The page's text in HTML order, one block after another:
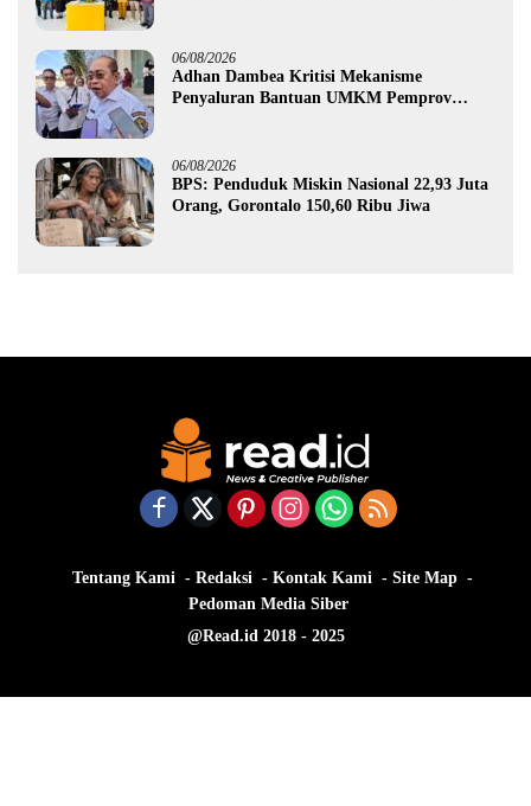
06/08/2026
Adhan Dambea Kritisi Mekanisme
Penyaluran Bantuan UMKM Pemprov
06/08/2026
BPS: Penduduk Miskin Nasional 22,93 Juta
Orang, Gorontalo 150,60 Ribu Jiwa
Tentang Kami Redaksi Kontak Kami
Site Map
Pedoman Media Siber
@Read.id 2018 - 2025